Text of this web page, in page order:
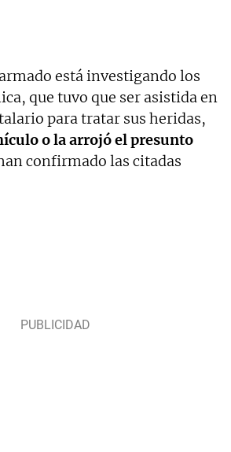
está investigando los
que tuvo que ser asistida en
para tratar sus heridas,
o la arrojó el presunto
confirmado las citadas